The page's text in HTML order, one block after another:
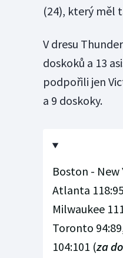
(24), který měl
V dresu
doskoků a 13
podpořili jen
a 9 doskoky.
Boston -
Atlanta
Milwaukee
Toronto
104:101 (za